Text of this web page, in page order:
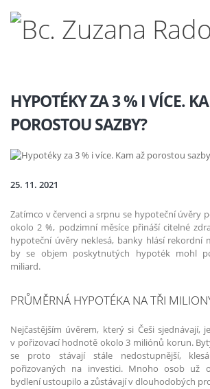
HYPOTÉKY ZA 3 % I VÍCE.
POROSTOU SAZBY?
25. 11. 2021
Zatímco v červenci a srpnu se hypoteční úvěry
okolo 2 %, podzimní měsíce přináší citelné
hypoteční úvěry neklesá, banky hlásí rekordní
by se objem poskytnutých hypoték mohl
miliard.
PRŮMĚRNÁ HYPOTÉKA NA TŘI
Nejčastějším úvěrem, který si Češi sjednávají,
v pořizovací hodnotě okolo 3 miliónů korun.
se proto stávají stále nedostupnější,
pořizovaných na investici. Mnoho osob už
bydlení ustoupilo a zůstávají v dlouhodobých